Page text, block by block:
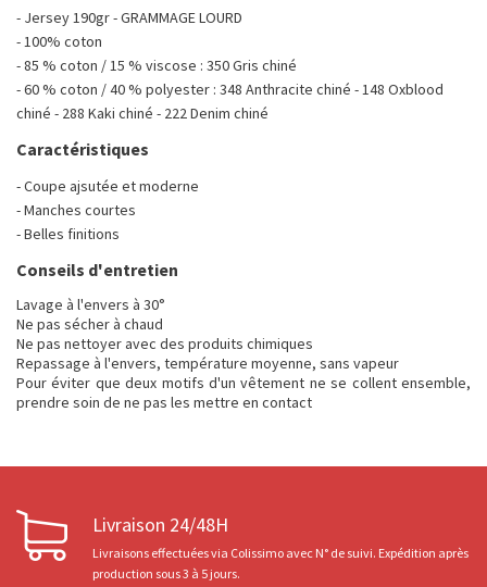
- Jersey 190gr - GRAMMAGE LOURD
- 100% coton
- 85 % coton / 15 % viscose : 350 Gris chiné
- 60 % coton / 40 % polyester : 348 Anthracite chiné - 148 Oxblood
chiné - 288 Kaki chiné - 222 Denim chiné
Caractéristiques
- Coupe ajsutée et moderne
- Manches courtes
- Belles finitions
Conseils d'entretien
Lavage à l'envers à 30°
Ne pas sécher à chaud
Ne pas nettoyer avec des produits chimiques
Repassage à l'envers, température moyenne, sans vapeur
Pour éviter que deux motifs d'un vêtement ne se collent ensemble,
prendre soin de ne pas les mettre en contact
Livraison 24/48H
Livraisons effectuées via Colissimo avec N° de suivi. Expédition après
production sous 3 à 5 jours.